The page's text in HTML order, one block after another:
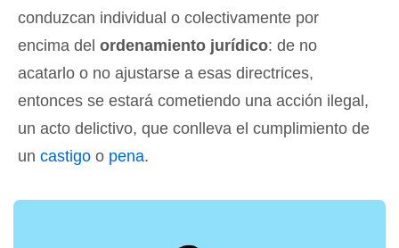
conduzcan individual o colectivamente por
encima del ordenamiento jurídico: de no
acatarlo o no ajustarse a esas directrices,
entonces se estará cometiendo una acción ilegal,
un acto delictivo, que conlleva el cumplimiento de
un castigo o pena.